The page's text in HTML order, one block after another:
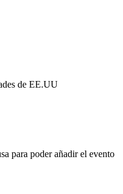
de EE.UU
para poder añadir el evento